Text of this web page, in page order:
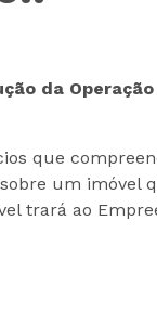
da
que
um imóvel
trará ao